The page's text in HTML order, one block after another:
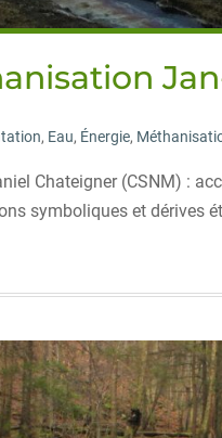
, Eau, Énergie,
Chateigner (CSNM) :
symboliques et dérives